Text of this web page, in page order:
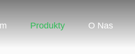
Produkty O Nas